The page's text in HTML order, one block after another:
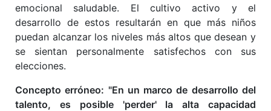
emocional saludable. El cultivo activo y el
desarrollo de estos resultarán en que más niños
puedan alcanzar los niveles más altos que desean y
se sientan personalmente satisfechos con sus
elecciones.
Concepto erróneo: "En un marco de desarrollo del
talento, es posible 'perder' la alta capacidad